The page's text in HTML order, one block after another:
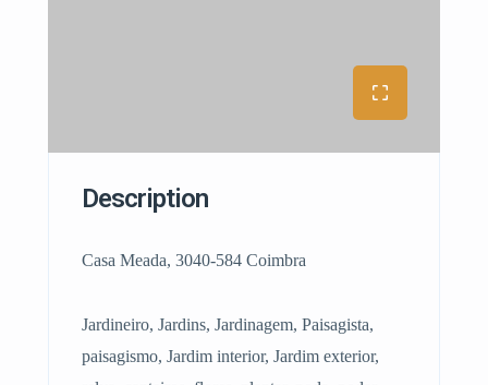
Description
Casa Meada, 3040-584 Coimbra
Jardineiro, Jardins, Jardinagem, Paisagista,
paisagismo, Jardim interior, Jardim exterior,